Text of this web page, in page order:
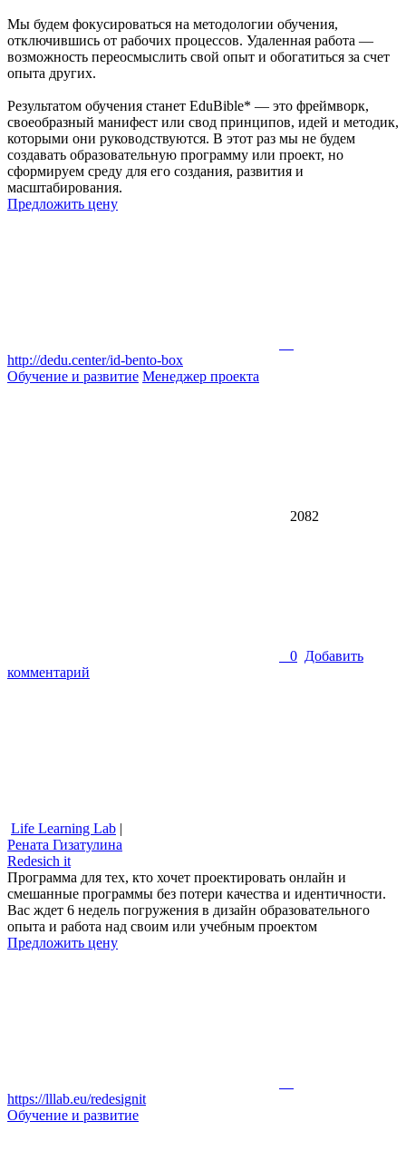
Мы будем фокусироваться на методологии обучения,
отключившись от рабочих процессов. Удаленная работа —
возможность переосмыслить свой опыт и обогатиться за счет
опыта других.
Результатом обучения станет EduBible* — это фреймворк,
своеобразный манифест или свод принципов, идей и методик,
которыми они руководствуются. В этот раз мы не будем
создавать образовательную программу или проект, но
сформируем среду для его создания, развития и
масштабирования.
Предложить цену
http://dedu.center/id-bento-box
Обучение и развитие Менеджер проекта
2082
0 Добавить
комментарий
Life Learning Lab |
Рената Гизатулина
Redesich it
Программа для тех, кто хочет проектировать онлайн и
смешанные программы без потери качества и идентичности.
Вас ждет 6 недель погружения в дизайн образовательного
опыта и работа над своим или учебным проектом
Предложить цену
https://lllab.eu/redesignit
Обучение и развитие